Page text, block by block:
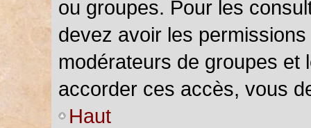
ou groupes. Pour les
devez avoir les
modérateurs de groupes et
accorder ces accès, vous
Haut